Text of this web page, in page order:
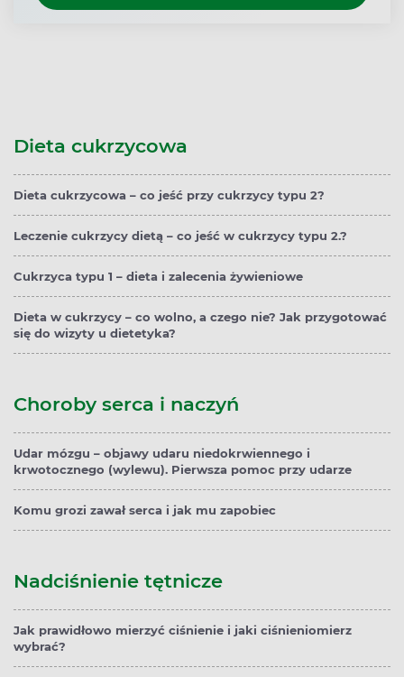
Dieta cukrzycowa
Dieta cukrzycowa – co jeść przy cukrzycy typu 2?
Leczenie cukrzycy dietą – co jeść w cukrzycy typu 2.?
Cukrzyca typu 1 – dieta i zalecenia żywieniowe
Dieta w cukrzycy – co wolno, a czego nie? Jak przygotować
się do wizyty u dietetyka?
Choroby serca i naczyń
Udar mózgu – objawy udaru niedokrwiennego i
krwotocznego (wylewu). Pierwsza pomoc przy udarze
Komu grozi zawał serca i jak mu zapobiec
Nadciśnienie tętnicze
Jak prawidłowo mierzyć ciśnienie i jaki ciśnieniomierz
wybrać?